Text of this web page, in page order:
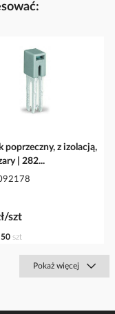
poprzeczny, z izolacją,
| 282...
szt
50 szt
Pokaż więcej